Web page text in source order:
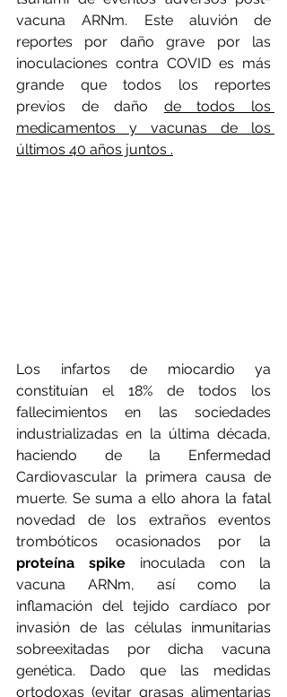
vacuna ARNm. Este aluvión de
reportes por daño grave por las
inoculaciones contra COVID es más
grande que todos los reportes
previos de daño de todos los
medicamentos y vacunas de los
últimos 40 años juntos .
Los infartos de miocardio ya
constituían el 18% de todos los
fallecimientos en las sociedades
industrializadas en la última década,
haciendo de la Enfermedad
Cardiovascular la primera causa de
muerte. Se suma a ello ahora la fatal
novedad de los extraños eventos
trombóticos ocasionados por la
proteína spike inoculada con la
vacuna ARNm, así como la
inflamación del tejido cardíaco por
invasión de las células inmunitarias
sobreexitadas por dicha vacuna
genética. Dado que las medidas
ortodoxas (evitar grasas alimentarias